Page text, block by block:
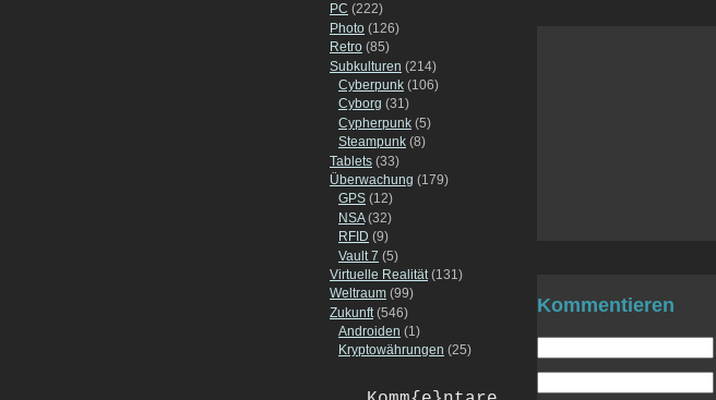
PC (222)
Photo (126)
Retro (85)
Subkulturen (214)
Cyberpunk (106)
Cyborg (31)
Cypherpunk (5)
Steampunk (8)
Tablets (33)
Überwachung (179)
GPS (12)
NSA(32)
RFID (9)
Vault 7 (5)
Virtuelle Realität(131)
Weltraum (99)
Zukunft (546)
Androiden (1)
Kryptowährungen (25)
Kommentieren